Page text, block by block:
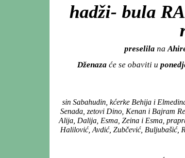
hadži- bula
preselila na
Dženaza će se obaviti u
sin Sabahudin, kćerke Behija i
Senada, zetovi Dino, Kenan i Bajram
Alija, Dalija, Esma, Zeina i Esma,
Halilović, Avdić, Zubčević, Buljubašić,